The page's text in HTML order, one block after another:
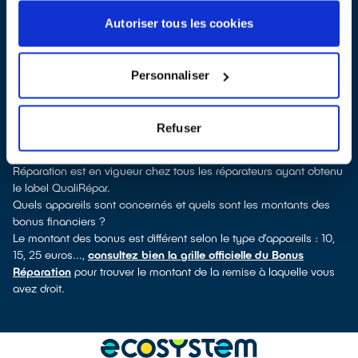
Autoriser tous les cookies
Personnaliser
Refuser
Grasse, vous pouvez consulter notreannuaire de réparateurs
labellisés QualiRépar. En cliquant sur la fiche détaillée du
professionnel a obtenu le label. Réfrigérateur, lave-vaisselle, petit
électroménager, télévision, informatique, outillage électroportatif :
à chaque famille d’appareils son réparateur spécialisé et labellisé
QualiRépar.
Comment bénéficier du Bonus Réparation à Châteauneuf-Grasse
Immédiatement déduit de la facture par le réparateur, le Bonus
Réparation est en vigueur chez tous les réparateurs ayant obtenu
le label QualiRépar.
Quels appareils sont concernés et quels sont les montants des
bonus financiers ?
Le montant des bonus est différent selon le type d’appareils : 10,
15, 25 euros..., consultez bien la grille officielle du Bonus
Réparation pour trouver le montant de la remise à laquelle vous
avez droit.